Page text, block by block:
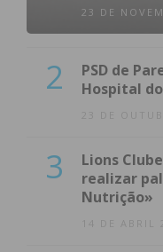
23 DE
2
PSD de
Hospital
23 DE
3
Lions
realizar
Nutrição»
14 DE ABRIL